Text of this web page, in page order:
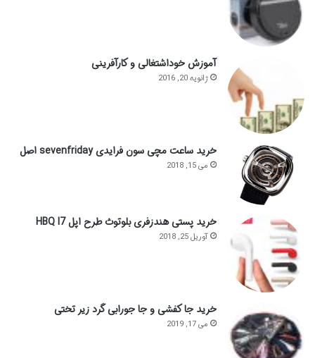
آموزش خوداشتغالی و کارآفرینی
ژانویه 20, 2016
خرید ساعت مچی سون فرایدی sevenfriday اصل
می 15, 2018
خرید پستی هندزفری بلوتوث طرح اپل HBQ I7
آوریل 25, 2018
خرید جا کفشی و جا جورابی گرد زیر تختی
می 17, 2019